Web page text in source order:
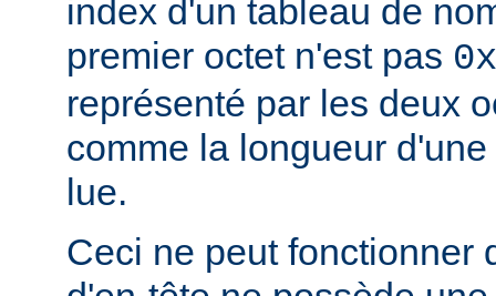
index d'un tableau de
premier octet n'est pas
représenté par les deux
comme la longueur
lue.
Ceci ne peut fonctionner